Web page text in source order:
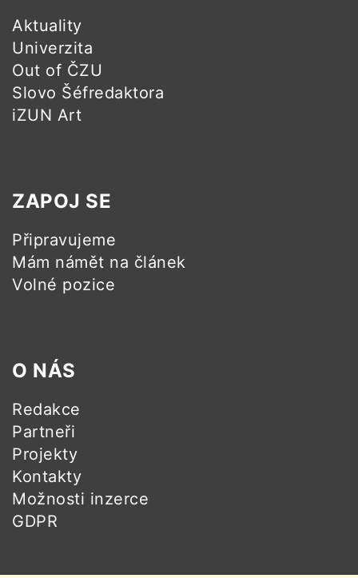
Aktuality
Univerzita
Out of ČZU
Slovo Šéfredaktora
iZUN Art
ZAPOJ SE
Připravujeme
Mám námět na článek
Volné pozice
O NÁS
Redakce
Partneři
Projekty
Kontakty
Možnosti inzerce
GDPR